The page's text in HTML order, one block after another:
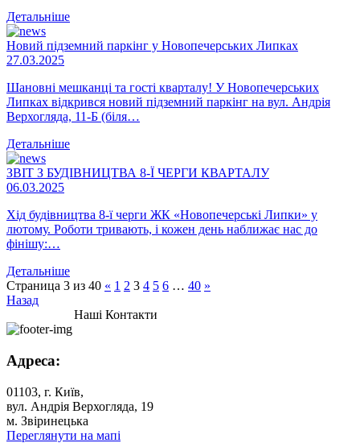
Детальніше
Новий підземний паркінг у Новопечерських Липках
27.03.2025
Шановні мешканці та гості кварталу! У Новопечерських
Липках відкрився новий підземний паркінг на вул. Андрія
Верхогляда, 11-Б (біля…
Детальніше
ЗВІТ З БУДІВНИЦТВА 8-Ї ЧЕРГИ КВАРТАЛУ
06.03.2025
Хід будівництва 8-ї черги ЖК «Новопечерські Липки» у
лютому. Роботи тривають, і кожен день наближає нас до
фінішу:…
Детальніше
Страница 3 из 40 « 1 2 3 4 5 6 … 40 »
Назад
Наші Контакти
Адреса:
01103, г. Київ,
вул. Андрія Верхогляда, 19
м. Звіринецька
Переглянути на мапі